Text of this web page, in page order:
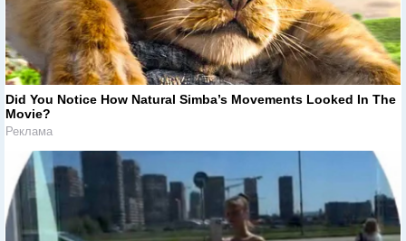
Did You Notice How Natural Simba’s Movements Looked In The
Movie?
Реклама